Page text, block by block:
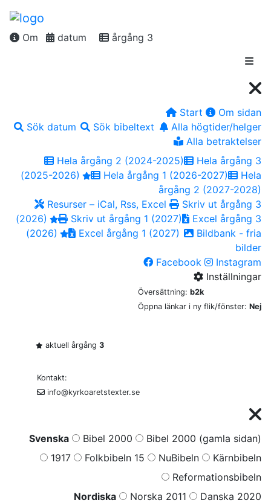
Om datum årgång 3
Start
Om sidan
Sök datum
Sök bibeltext
Alla högtider/helger
Alla betraktelser
Hela årgång 2 (2024-2025)
Hela årgång 3
(2025-2026)
Hela årgång 1 (2026-2027)
Hela
årgång 2 (2027-2028)
Resurser – iCal, Rss, Excel
Skriv ut årgång 3
(2026)
Skriv ut årgång 1 (2027)
Excel årgång 3
(2026)
Excel årgång 1 (2027)
Bildbank - fria
bilder
Facebook
Instagram
Inställningar
Översättning: b2k
Öppna länkar i ny flik/fönster: Nej
aktuell årgång 3
Kontakt:
info@kyrkoaretstexter.se
Svenska Bibel 2000
Bibel 2000 (gamla sidan)
1917
Folkbibeln 15 NuBibeln
Kärnbibeln
Reformationsbibeln
Nordiska
Norska 2011
Danska 2020